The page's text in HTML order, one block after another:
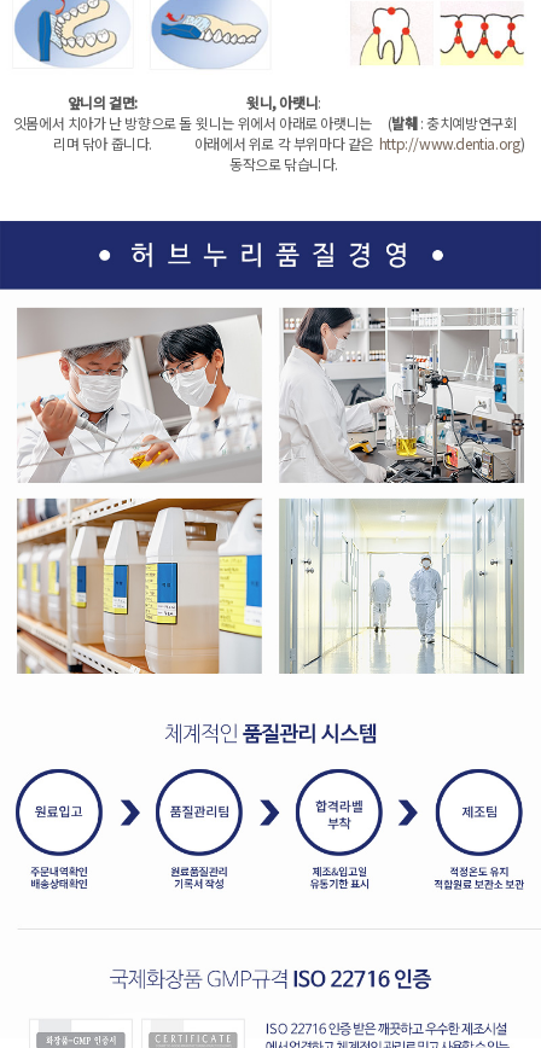
앞니의 겉면:
잇몸에서 치아가 난 방향으로 돌
리며 닦아 줍니다.
윗니, 아랫니:
윗니는 위에서 아래로 아랫니는
아래에서 위로 각 부위마다 같은
동작으로 닦습니다.
(발췌: 충치예방연구회
http://www.dentia.org)